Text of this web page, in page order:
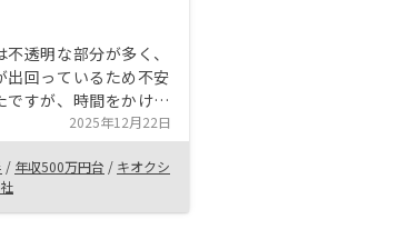
透明な部分が多く、
出回っているため不安
ですが、時間をかけて
していただけた事でリ
なりました。 この
況がどうなるかわかり
悟を持って不動産投資
す。売主業者から不動
2025年12月22日
/ 年収500万円台 / キオクシ